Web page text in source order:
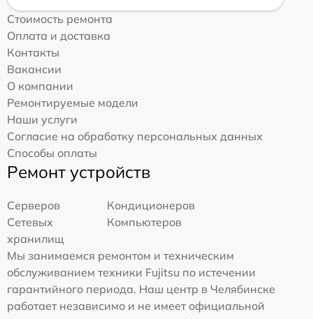
Стоимость ремонта
Оплата и доставка
Контакты
Вакансии
О компании
Ремонтируемые модели
Наши услуги
Согласие на обработку персональных данных
Способы оплаты
Ремонт устройств
Серверов
Кондиционеров
Сетевых
хранилищ
Компьютеров
Мы занимаемся ремонтом и техническим
обслуживанием техники Fujitsu по истечении
гарантийного периода. Наш центр в Челябинске
работает независимо и не имеет официальной